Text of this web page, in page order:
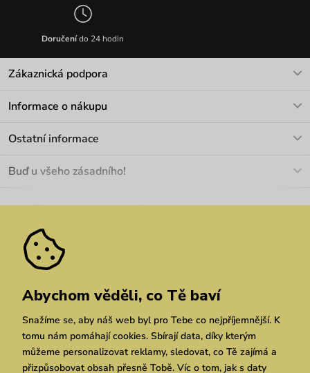
Doručenído 24 hodin
Zákaznická podpora
Informace o nákupu
Materiály a údržba
Pozáruční opravy
Ostatní informace
Velkoobchod
We Care
Dárkové poukazy
Vuchlook
Prodejny
Praha Brno Chrudim
Buď u všeho zásadního!
Zásady ochrany osobních údajů
Abychom věděli, co Tě baví
Snažíme se, aby náš web byl pro Tebe co nejpříjemnější. K
tomu nám pomáhají cookies. Sbírají data, díky kterým
můžeme personalizovat reklamy, sledovat, co Tě zajímá a
přizpůsobovat obsah přesně Tobě. Víc o tom, jak s daty